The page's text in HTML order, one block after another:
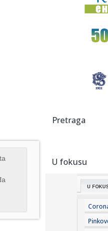
17:18:Od
17:17:
17:15:Tri
provincije
17:08:
17:08:
17:05:
Pretraga
U fokusu
U